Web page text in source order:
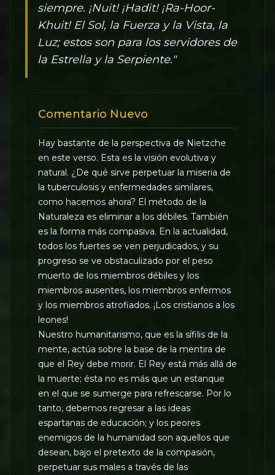
siempre. ¡Nuit! ¡Hadit! ¡Ra-Hoor-
Khuit! El Sol, la Fuerza y la Vista, la
Luz; estos son para los servidores de
la Estrella y la Serpiente."
Comentario Nuevo
Hay bastante de la perspectiva de Nietzche
en este verso. Esta es la visión evolutiva y
natural. ¿De qué sirve perpetuar la miseria de
la tuberculosis y enfermedades similares,
como hacemos ahora? El método de la
Naturaleza es eliminar a los débiles. También
es la forma más compasiva. En la actualidad,
todos los fuertes se ven perjudicados, y su
progreso se ve obstaculizado por el peso
muerto de los miembros débiles y los
miembros ausentes, los miembros enfermos
y los miembros atrofiados. ¡Los cristianos a los
leones!
Nuestro humanitarismo, que es la sífilis de la
mente, actúa sobre la base de la mentira de
que el Rey debe morir. El Rey está más allá de
la muerte; ésta no es más que un estanque
en el que se sumerge para refrescarse. Por lo
tanto, debemos regresar a las ideas
espartanas de educación; y los peores
enemigos de la humanidad son aquellos que
desean, bajo el pretexto de la compasión,
perpetuar sus males a través de las